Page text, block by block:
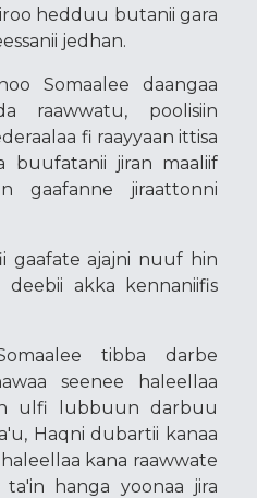
hedduu butanii gara
jedhan.
Somaalee daangaa
raawwatu, poolisiin
fi raayyaan ittisa
buufatanii jiran maaliif
gaafanne jiraattonni
gaafate ajajni nuuf hin
akka kennaniifis
tibba darbe
seenee haleellaa
ulfi lubbuun darbuu
Haqni dubartii kanaa
kana raawwate
hanga yoonaa jira